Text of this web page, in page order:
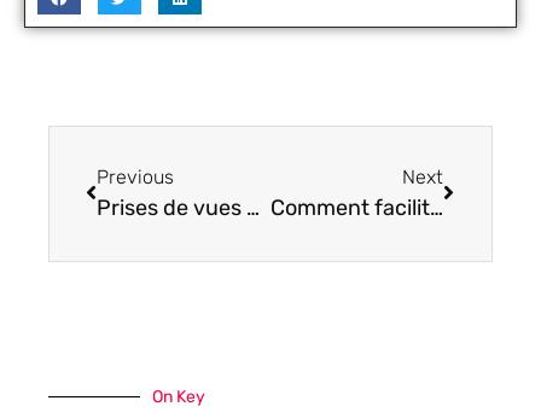
Previous
Prises de vues aériennes : 2 sites pour obtenir vos photos ou vidéos
Next
Comment faciliter la gestion des rapports d’intervention et gagner en productivité ?
On Key